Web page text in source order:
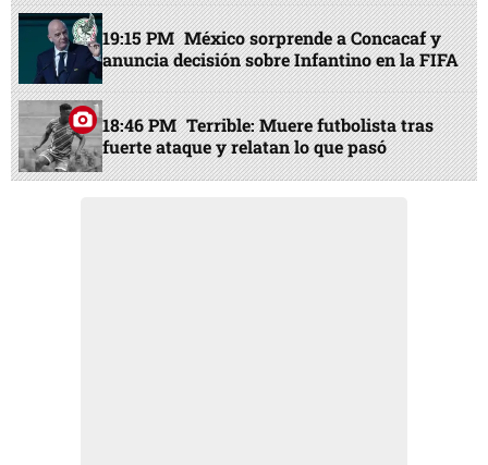
19:15 PM México sorprende a Concacaf y
anuncia decisión sobre Infantino en la FIFA
18:46 PM Terrible: Muere futbolista tras
fuerte ataque y relatan lo que pasó